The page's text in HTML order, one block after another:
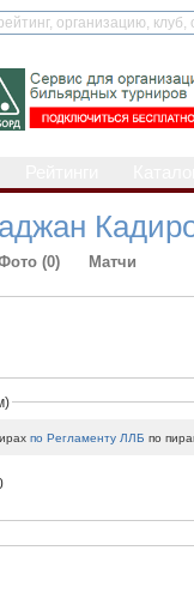
(0) Матчи
по Регламенту ЛЛБ по